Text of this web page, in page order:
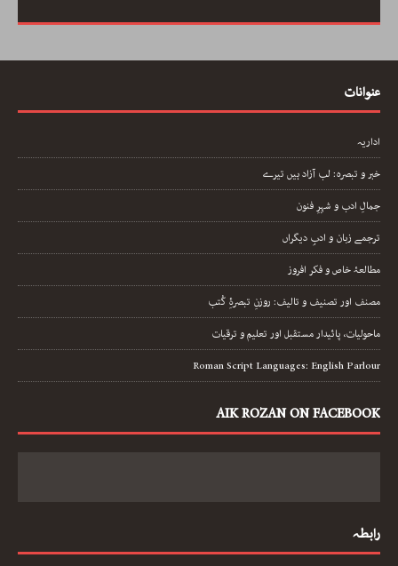
عنوانات
اداریہ
خبر و تبصرہ: لب آزاد ہیں تیرے
جمالِ ادب و شہرِ فنون
ترجمے زبان و ادبِ دیگراں
مطالعۂ خاص و فکر افروز
مصنف اور تصنیف و تالیف: روزنِ تبصرۂِ کُتب
ماحولیات، پائیدار مستقبل اور تعلیم و ترقیات
Roman Script Languages: English Parlour
AIK ROZAN ON FACEBOOK
رابطہ